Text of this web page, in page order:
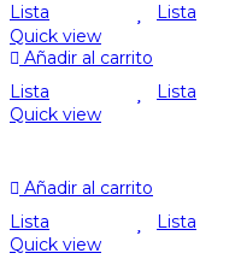
Lista
Lista
Quick view
Añadir al carrito
Lista
Lista
Quick view
Añadir al carrito
Lista
Lista
Quick view